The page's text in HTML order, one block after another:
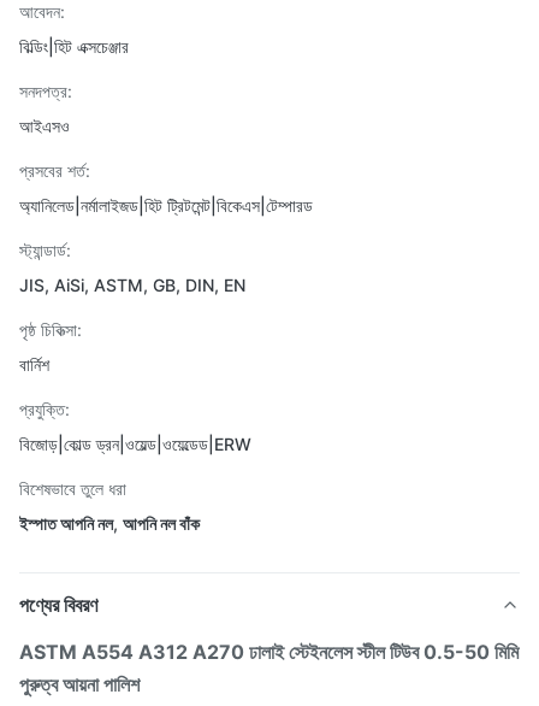
আবেদন:
বিল্ডিং|হিট এক্সচেঞ্জার
সনদপত্র:
আইএসও
প্রসবের শর্ত:
অ্যানিলেড|নর্মালাইজড|হিট ট্রিটমেন্ট|বিকেএস|টেম্পারড
স্ট্যান্ডার্ড:
JIS, AiSi, ASTM, GB, DIN, EN
পৃষ্ঠ চিকিত্সা:
বার্নিশ
প্রযুক্তি:
বিজোড়|কোল্ড ড্রন|ওয়েল্ড|ওয়েল্ডেড|ERW
বিশেষভাবে তুলে ধরা
ইস্পাত আপনি নল, আপনি নল বাঁক
পণ্যের বিবরণ
ASTM A554 A312 A270 ঢালাই স্টেইনলেস স্টীল টিউব 0.5-50 মিমি
পুরুত্ব আয়না পালিশ